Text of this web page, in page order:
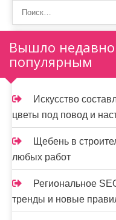
Вышло недавно
популярным
Искусство
цветы под повод и
Щебень в
любых работ
Региональное
тренды и новые